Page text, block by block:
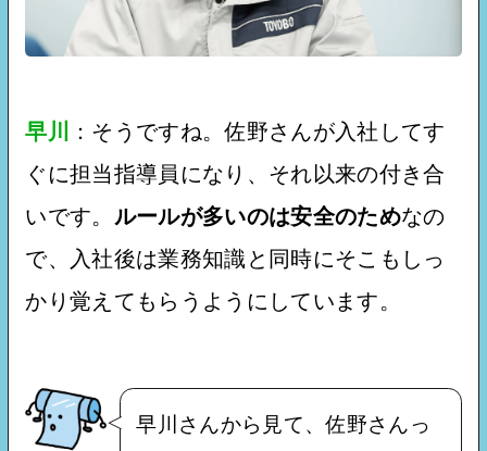
早川
：そうですね。佐野さんが入社してす
ぐに担当指導員になり、それ以来の付き合
いです。 ルールが多いのは安全のためなの
で、入社後は業務知識と同時にそこもしっ
かり覚えてもらうようにしています。
早川さんから見て、佐野さんっ